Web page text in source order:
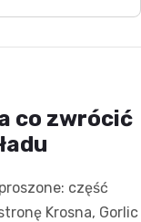
co zwrócić
część
Krosna, Gorlic